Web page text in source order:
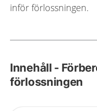
inför förlossningen.
Innehåll -
förlossningen